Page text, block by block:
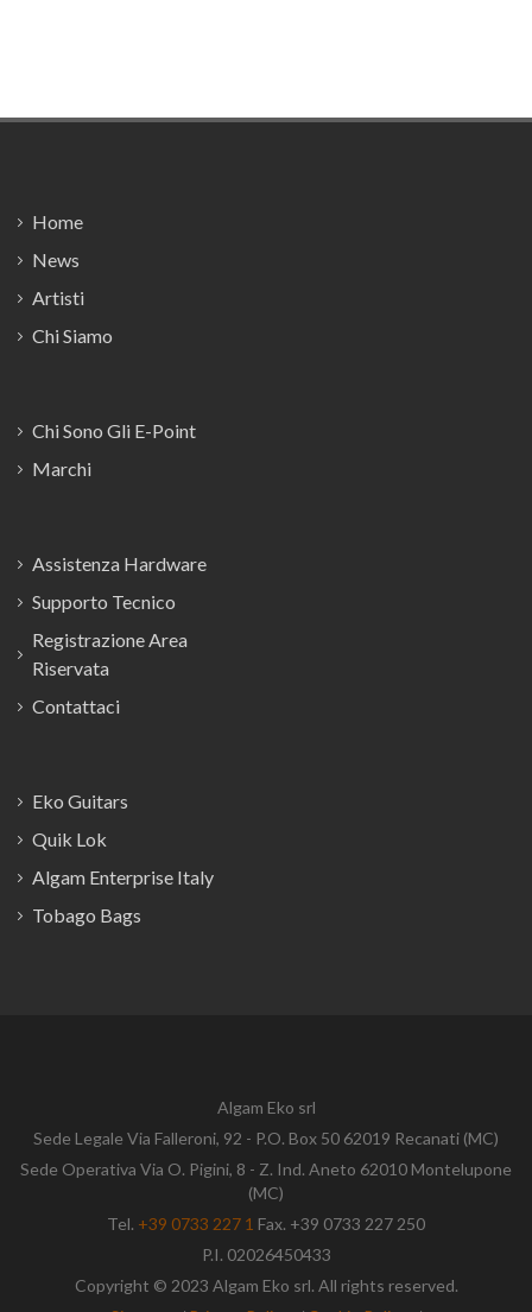
Home
News
Artisti
Chi Siamo
Chi Sono Gli E-Point
Marchi
Assistenza Hardware
Supporto Tecnico
Registrazione Area
Riservata
Contattaci
Eko Guitars
Quik Lok
Algam Enterprise Italy
Tobago Bags
Algam Eko srl
Sede Legale Via Falleroni, 92 - P.O. Box 50 62019 Recanati (MC)
Sede Operativa Via O. Pigini, 8 - Z. Ind. Aneto 62010 Montelupone
(MC)
Tel. +39 0733 227 1 Fax. +39 0733 227 250
P.I. 02026450433
Copyright © 2023 Algam Eko srl. All rights reserved.